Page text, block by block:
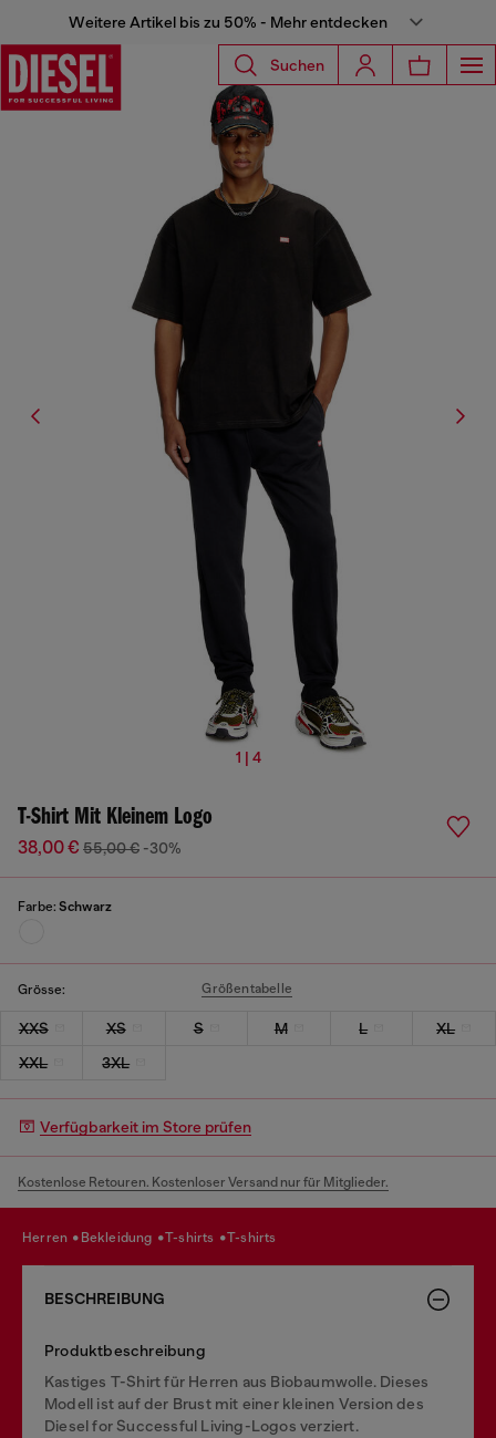
Weitere Artikel bis zu 50% - Mehr entdecken
Suchen
1 | 4
T-Shirt Mit Kleinem Logo
38,00 € 55,00 € -30%
Farbe: Schwarz
Grösse: Größentabelle
XXS XS S M L
XL
XXL
3XL
Verfügbarkeit im Store prüfen
Kostenlose Retouren. Kostenloser Versand nur für Mitglieder.
herren bekleidung t-shirts t-shirts
BESCHREIBUNG
Produktbeschreibung
Kastiges T-Shirt für Herren aus Biobaumwolle. Dieses
Modell ist auf der Brust mit einer kleinen Version des
Diesel for Successful Living-Logos verziert.